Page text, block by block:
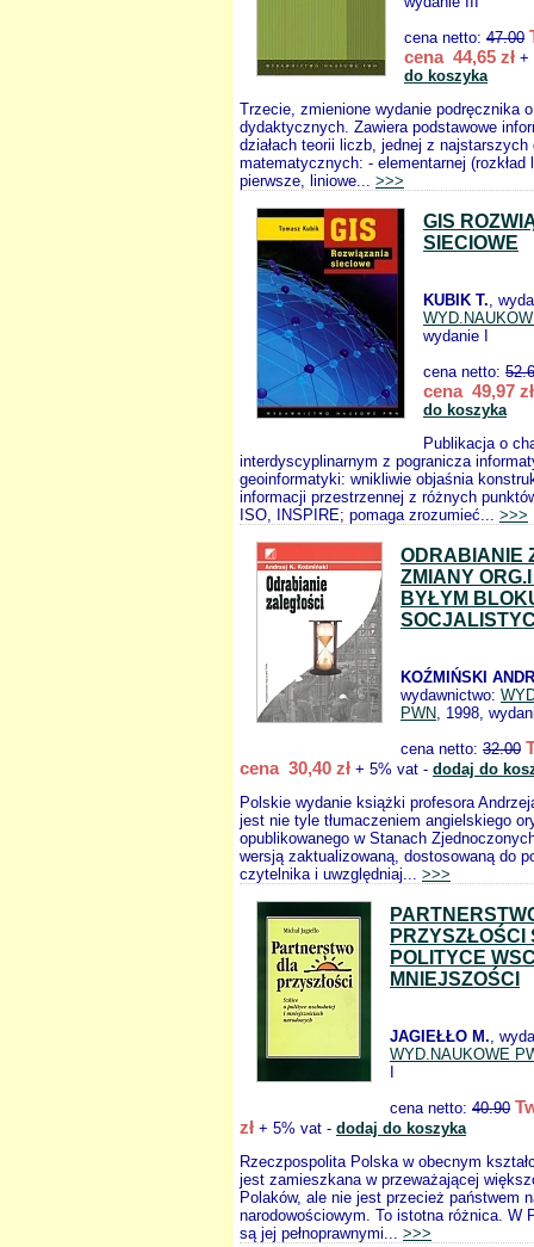
cena netto: 47.00
cena 44,65 zł +
do koszyka
Trzecie, zmienione wydanie podręcznika
dydaktycznych. Zawiera podstawowe
działach teorii liczb, jednej z najstarszych
matematycznych: - elementarnej
pierwsze, liniowe... >>>
GIS
SIECIOWE
KUBIK T.,
wydanie I
cena netto:
cena 49,97 zł
do koszyka
Publikacja o
interdyscyplinarnym z pogranicza
geoinformatyki: wnikliwie objaśnia
informacji przestrzennej z różnych
ISO, INSPIRE; pomaga zrozumieć... >>>
ODRABIANIE
ZMIANY
BYŁYM
KOŹMIŃSKI
wydawnictwo:
PWN, 1998,
cena netto: 32.00
cena 30,40 zł + 5% vat - dodaj do
Polskie wydanie książki profesora
jest nie tyle tłumaczeniem angielskiego
opublikowanego w Stanach
wersją zaktualizowaną, dostosowaną do
czytelnika i uwzględniaj... >>>
PRZYSZŁOŚCI
POLITYCE
MNIEJSZOŚCI
JAGIEŁŁO M.,
WYD.NAUKOWE
cena netto: 40.90
zł + 5% vat - dodaj do koszyka
Rzeczpospolita Polska w obecnym
jest zamieszkana w przeważającej
Polaków, ale nie jest przecież państwem
narodowościowym. To istotna różnica. W
są jej pełnoprawnymi... >>>